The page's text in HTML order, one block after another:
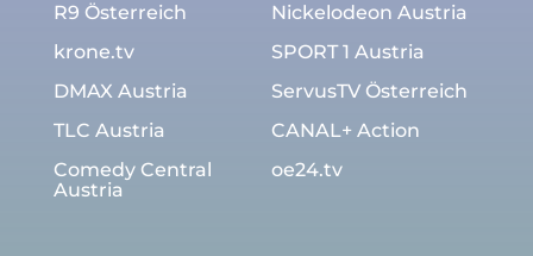
R9 Österreich
krone.tv
DMAX Austria
TLC Austria
Comedy Central
Austria
Nickelodeon Austria
SPORT 1 Austria
ServusTV Österreich
CANAL+ Action
oe24.tv